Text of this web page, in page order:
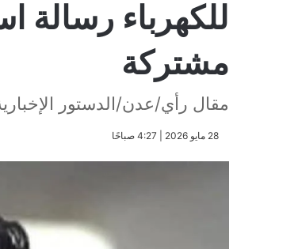
للكهرباء رسالة
مشتركة
مقال رأي/عدن/الدستور
​28 مايو 2026 | 4:27 صباحًا